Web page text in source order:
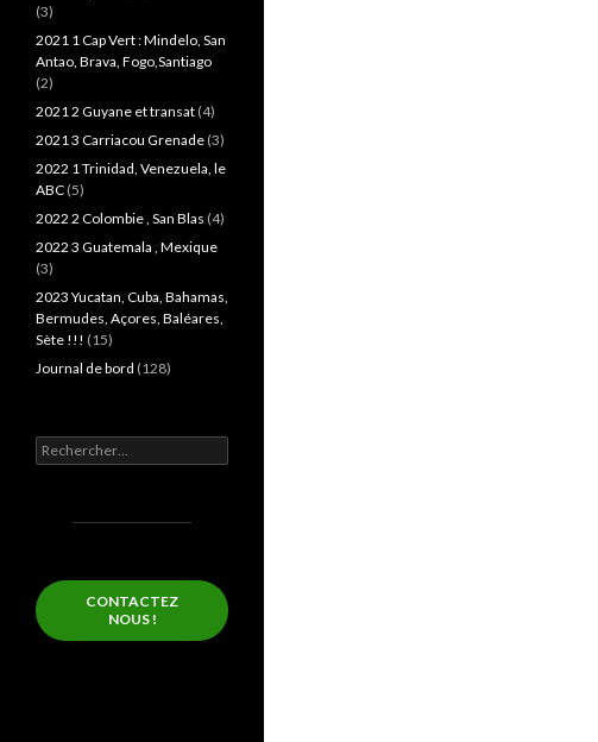
(3)
2021 1 Cap Vert : Mindelo, San
Antao, Brava, Fogo,Santiago
(2)
2021 2 Guyane et transat (4)
2021 3 Carriacou Grenade (3)
2022 1 Trinidad, Venezuela, le
ABC (5)
2022 2 Colombie , San Blas (4)
2022 3 Guatemala , Mexique
(3)
2023 Yucatan, Cuba, Bahamas,
Bermudes, Açores, Baléares,
Sète !!! (15)
Journal de bord (128)
Rechercher :
CONTACTEZ
NOUS !